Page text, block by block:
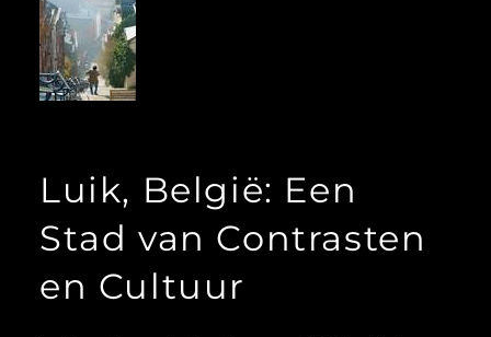
Luik, België: Een
Stad van Contrasten
en Cultuur